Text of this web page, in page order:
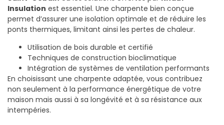
Insulation est essentiel. Une charpente bien conçue
permet d’assurer une isolation optimale et de réduire les
ponts thermiques, limitant ainsi les pertes de chaleur.
Utilisation de bois durable et certifié
Techniques de construction bioclimatique
Intégration de systèmes de ventilation performants
En choisissant une charpente adaptée, vous contribuez
non seulement à la performance énergétique de votre
maison mais aussi à sa longévité et à sa résistance aux
intempéries.